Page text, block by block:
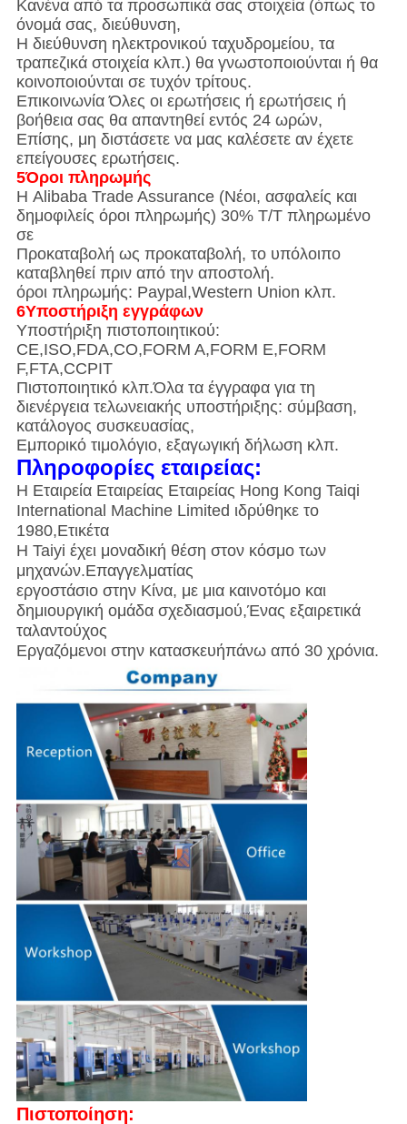
Κανένα από τα προσωπικά σας στοιχεία (όπως το
όνομά σας, διεύθυνση,
Η διεύθυνση ηλεκτρονικού ταχυδρομείου, τα
τραπεζικά στοιχεία κλπ.) θα γνωστοποιούνται ή θα
κοινοποιούνται σε τυχόν τρίτους.
Επικοινωνία Όλες οι ερωτήσεις ή ερωτήσεις ή
βοήθεια σας θα απαντηθεί εντός 24 ωρών,
Επίσης, μη διστάσετε να μας καλέσετε αν έχετε
επείγουσες ερωτήσεις.
5Όροι πληρωμής
Η Alibaba Trade Assurance (Νέοι, ασφαλείς και
δημοφιλείς όροι πληρωμής) 30% T/T πληρωμένο
σε
Προκαταβολή ως προκαταβολή, το υπόλοιπο
καταβληθεί πριν από την αποστολή.
όροι πληρωμής: Paypal,Western Union κλπ.
6Υποστήριξη εγγράφων
Υποστήριξη πιστοποιητικού:
CE,ISO,FDA,CO,FORM A,FORM E,FORM
F,FTA,CCPIT
Πιστοποιητικό κλπ.Όλα τα έγγραφα για τη
διενέργεια τελωνειακής υποστήριξης: σύμβαση,
κατάλογος συσκευασίας,
Εμπορικό τιμολόγιο, εξαγωγική δήλωση κλπ.
Πληροφορίες εταιρείας:
Η Εταιρεία Εταιρείας Εταιρείας Hong Kong Taiqi
International Machine Limited ιδρύθηκε το
1980,Ετικέτα
Η Taiyi έχει μοναδική θέση στον κόσμο των
μηχανών.Επαγγελματίας
εργοστάσιο στην Κίνα, με μια καινοτόμο και
δημιουργική ομάδα σχεδιασμού,Ένας εξαιρετικά
ταλαντούχος
Εργαζόμενοι στην κατασκευήπάνω από 30 χρόνια.
Πιστοποίηση: